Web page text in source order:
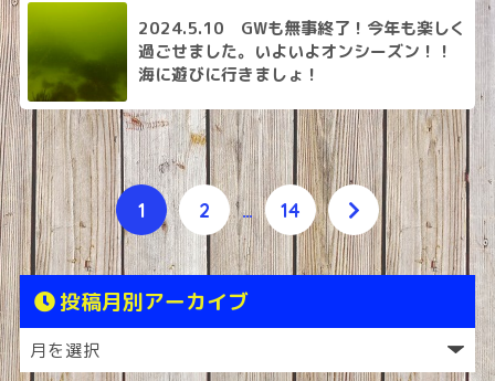
2024.5.10 GWも無事終了！今年も楽しく
過ごせました。いよいよオンシーズン！！
海に遊びに行きましょ！
1 2 … 14
投稿月別アーカイブ